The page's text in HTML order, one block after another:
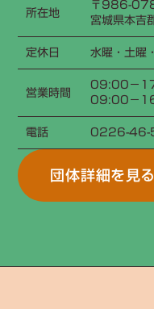
所在地
〒986-
宮城県本
定休日
水曜・土曜
営業時間
電話
0226-
団体詳細を見る